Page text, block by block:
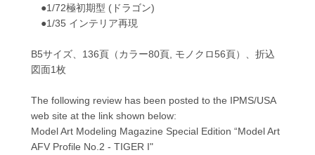
●1/72極初期型 (ドラゴン)
●1/35 インテリア再現
B5サイズ、136頁（カラー80頁, モノクロ56頁）、折込
図面1枚
The following review has been posted to the IPMS/USA
web site at the link shown below:
Model Art Modeling Magazine Special Edition “Model Art
AFV Profile No.2 - TIGER I"